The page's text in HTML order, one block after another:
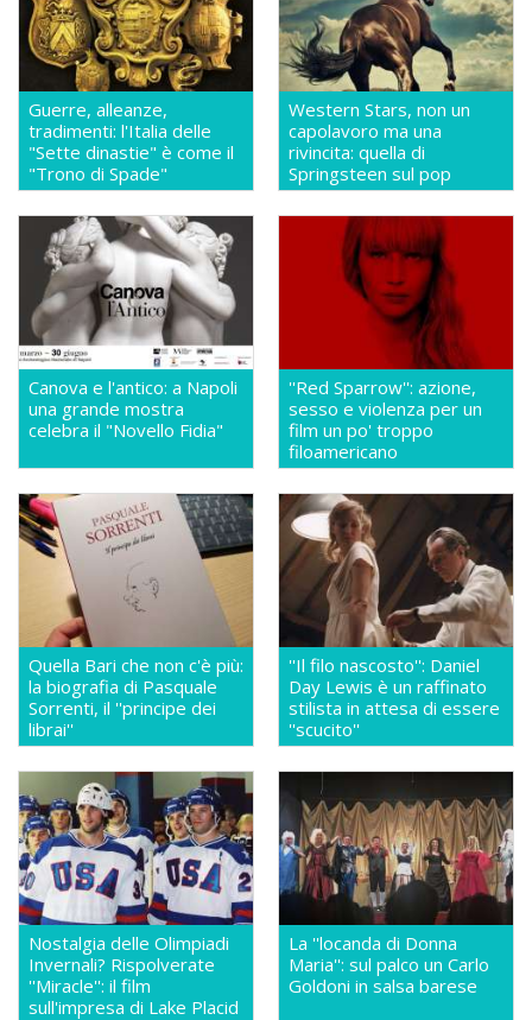
Guerre, alleanze,
tradimenti: l'Italia delle
"Sette dinastie" è come il
"Trono di Spade"
Western Stars, non un
capolavoro ma una
rivincita: quella di
Springsteen sul pop
Canova e l'antico: a Napoli
una grande mostra
celebra il "Novello Fidia"
''Red Sparrow'': azione,
sesso e violenza per un
film un po' troppo
filoamericano
Quella Bari che non c'è più:
la biografia di Pasquale
Sorrenti, il ''principe dei
librai''
''Il filo nascosto'': Daniel
Day Lewis è un raffinato
stilista in attesa di essere
''scucito''
Nostalgia delle Olimpiadi
Invernali? Rispolverate
''Miracle'': il film
sull'impresa di Lake Placid
La ''locanda di Donna
Maria'': sul palco un Carlo
Goldoni in salsa barese